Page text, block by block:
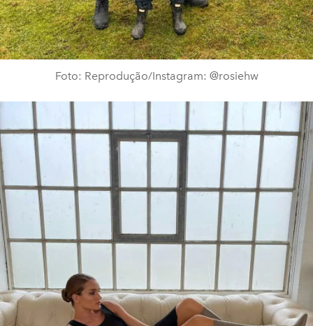
Foto: Reprodução/Instagram: @rosiehw